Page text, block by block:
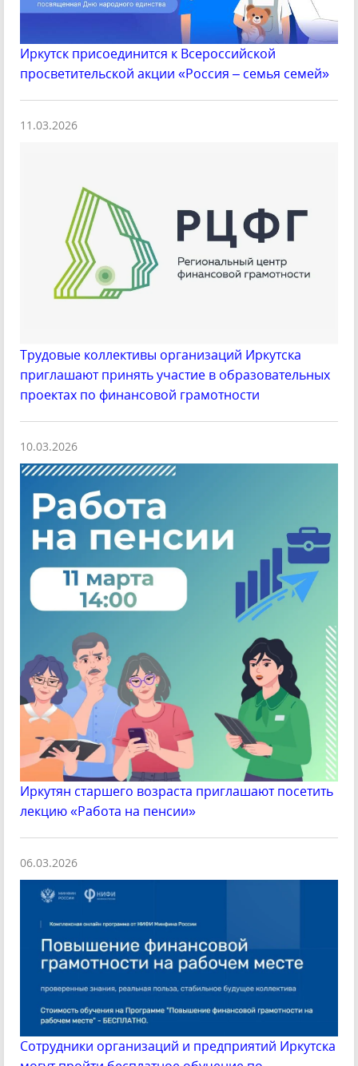
Иркутск присоединится к Всероссийской
просветительской акции «Россия – семья семей»
11.03.2026
Трудовые коллективы организаций Иркутска
приглашают принять участие в образовательных
проектах по финансовой грамотности
10.03.2026
Иркутян старшего возраста приглашают посетить
лекцию «Работа на пенсии»
06.03.2026
Сотрудники организаций и предприятий Иркутска